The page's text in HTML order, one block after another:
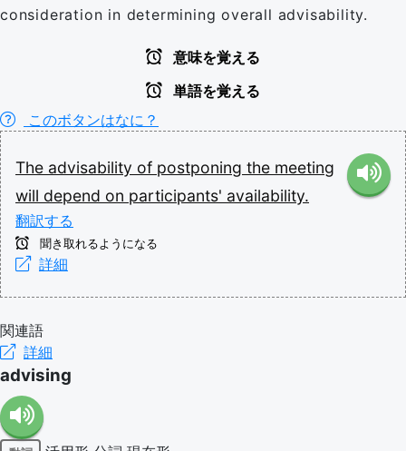
consideration in determining overall advisability.
意味を覚える
単語を覚える
このボタンはなに？
The advisability of postponing the meeting
will depend on participants' availability.
翻訳する
聞き取れるようになる
詳細
関連語
詳細
advising